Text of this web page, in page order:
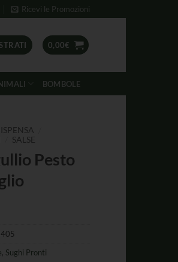
Ricevi le Promozioni
0,00€
BOMBOLE
SALSE
Pesto
, Sughi Pronti